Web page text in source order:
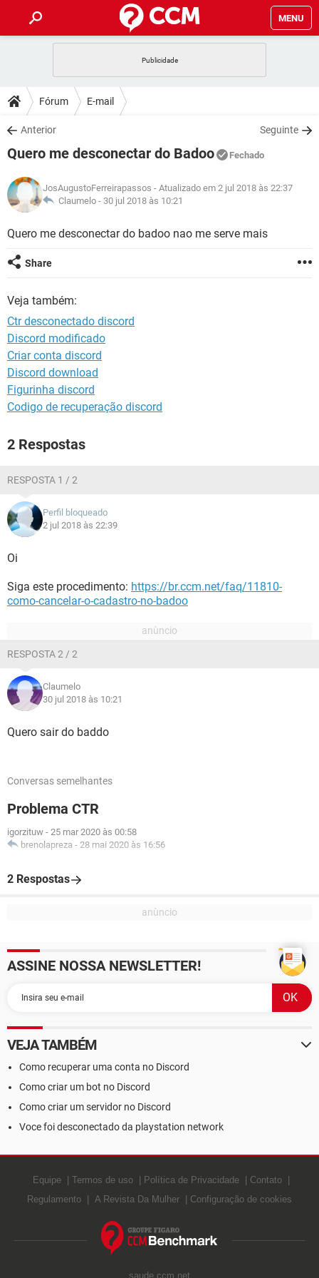
MENU
CELULAR
OUTLOOK
INSTAGRAM GMAIL
GUIA DE COMPRAS
DICAS
JOGOS
INSTAGRAM GMAIL
GUIA DE COMPRAS
DOWNLOADS
JOGOS WHATSAPP
CELULAR
OUTLOOK EXCEL
FÓRUM
JOGOS WHATSAPP
CELULAR
OUTLOOK EXCEL
INSTAGRAM
GLOSSÁRIO
INSTAGRAM
GUIA DE COMPRAS
Fórum E-mail
Anterior Seguinte
Quero me desconectar do Badoo Fechado
JosAugustoFerreirapassos - Atualizado em 2 jul 2018 às 22:37
Claumelo - 30 jul 2018 às 10:21
Quero me desconectar do badoo nao me serve mais
Share
Veja também:
Ctr desconectado discord
Discord modificado
Criar conta discord
Discord download
Figurinha discord
Codigo de recuperação discord
2 Respostas
RESPOSTA 1 / 2
Perfil bloqueado
2 jul 2018 às 22:39
Oi
Siga este procedimento: https://br.ccm.net/faq/11810-
como-cancelar-o-cadastro-no-badoo
RESPOSTA 2 / 2
Claumelo
30 jul 2018 às 10:21
Quero sair do baddo
Conversas semelhantes
Problema CTR
igorzituw - 25 mar 2020 às 00:58
brenolapreza - 28 mai 2020 às 16:56
2 Respostas
ASSINE NOSSA NEWSLETTER!
VEJA TAMBÉM
Como recuperar uma conta no Discord
Como criar um bot no Discord
Como criar um servidor no Discord
Voce foi desconectado da playstation network
Equipe Termos de uso Política de Privacidade
Contato
Regulamento
A Revista Da Mulher Configuração de cookies
saude.ccm.net